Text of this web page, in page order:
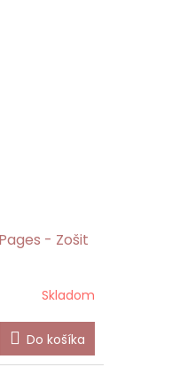
- Zošit
Skladom
Do košíka